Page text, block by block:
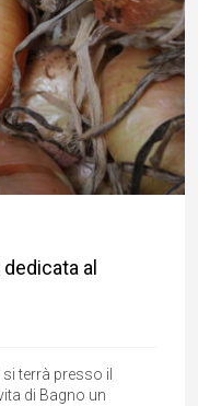
al
terrà presso il
di Bagno un